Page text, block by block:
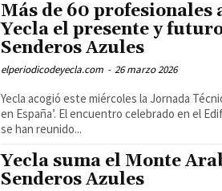
Más de 60 profesionales
Yecla el presente y
Senderos Azules
elperiodicodeyecla.com - 26 marzo 2026
Yecla acogió este miércoles la Jornada
en España’. El encuentro celebrado en el
se han reunido...
Yecla suma el Monte
Senderos Azules